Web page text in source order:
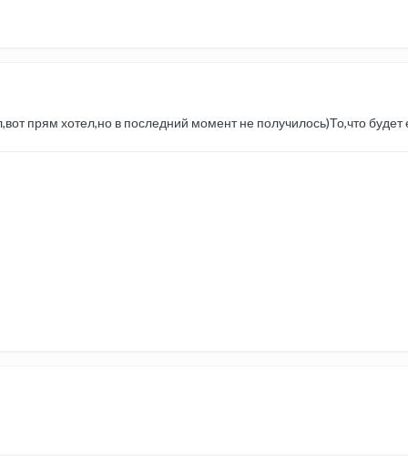
прям хотел,но в последний момент не получилось)То,что